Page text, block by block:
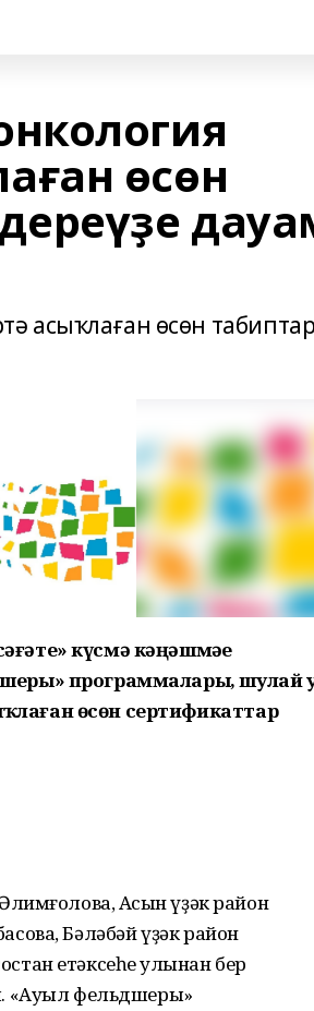
өсөн
асыҡлаған өсөн
күсмә кәңәшмәһе
программалары, шулай
өсөн сертификаттар
Асҡын үҙәк район
Бәләбәй үҙәк район
етәксеһе ҡулынан бер
«Ауыл фельдшеры»